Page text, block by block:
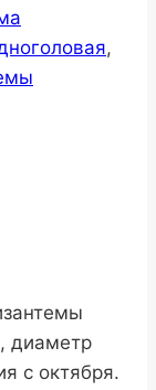
,
диаметр
с октября.